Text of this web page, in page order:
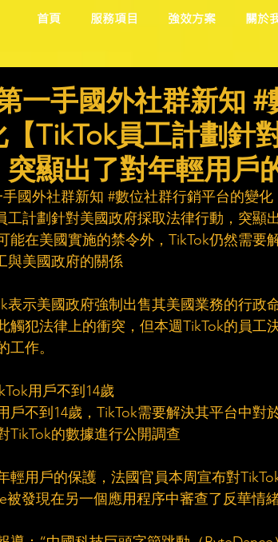
首頁 服務項目 強效方案 關於
一手國外社群新知
【TikTok員工計劃針
顯出了對年輕用戶
國外社群新知 #數位社群行銷平台的變化
工計劃針對美國政府採取法律行動，突顯
能在美國實施的禁令外，TikTok仍然需要
與美國政府的關係
表示美國政府強制出售其美國業務的行政
觸犯法律上的衝突，但本週TikTok的員工
工作。
用戶不到14歲
戶不到14歲，TikTok需要解決其平台中對
TikTok的數據進行公開調查
輕用戶的保護，法國官員本周宣布對
被發現在另一個應用程序中審查了反華情